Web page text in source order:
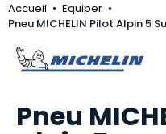
Accueil
Equiper
Pneu MICHELIN Pilot Alpin 5
Marque
Pneu